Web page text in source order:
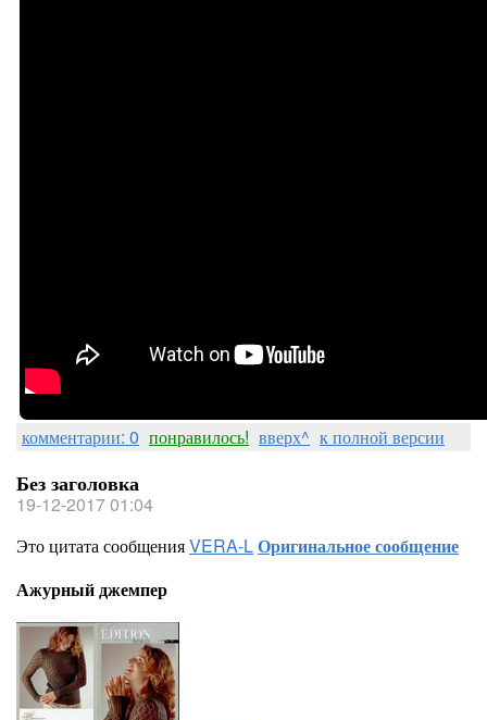
комментарии: 0 понравилось! вверх^ к полной версии
Без заголовка
19-12-2017 01:04
Это цитата сообщенияVERA-LОригинальное сообщение
Ажурный джемпер